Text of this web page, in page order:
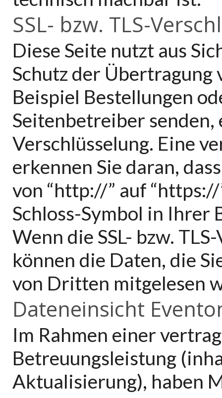
SSL- bzw. TLS-
Diese Seite nutzt aus
Schutz der
Beispiel Bestellungen
Seitenbetreiber senden,
Verschlüsselung. Eine
erkennen Sie daran,
von “http://” auf
Schloss-Symbol in Ihrer
Wenn die SSL- bzw.
können die Daten, die
von Dritten mitgelesen
Dateneinsicht
Im Rahmen einer
Betreuungsleistung
Aktualisierung), haben